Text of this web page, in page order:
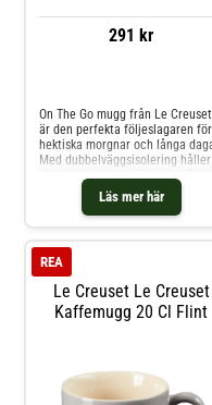
291 kr
Läs mer här
On The Go mugg från Le Creuset
är den perfekta följeslagaren för
hektiska morgnar och långa
Med dubbelväggsisolering håller
du kan njuta av varje klunk i rätt
temperatur, från pendlingen till
första mötet.Det smarta
enkel att hantera med en hand,
medan det läckagesäkra locket
minimerar spill och gör den trygg
att bära i väskan. Den breda
öppningen förenklar både
funktionell och stilren del av den
prisbelönta On The Go-
Le Creuset Le Creuset
Kaffemugg 20 Cl Flint
REA